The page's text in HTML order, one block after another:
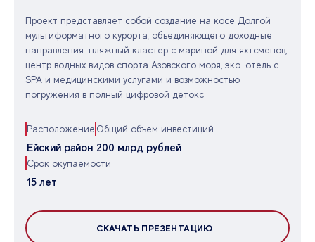
Проект представляет собой создание на косе Долгой
мультиформатного курорта, объединяющего доходные
направления: пляжный кластер с мариной для яхтсменов,
центр водных видов спорта Азовского моря, эко-отель с
SPA и медицинскими услугами и возможностью
погружения в полный цифровой детокс
Расположение
Ейский район
Общий объем инвестиций
200 млрд рублей
Срок окупаемости
15 лет
СКАЧАТЬ ПРЕЗЕНТАЦИЮ